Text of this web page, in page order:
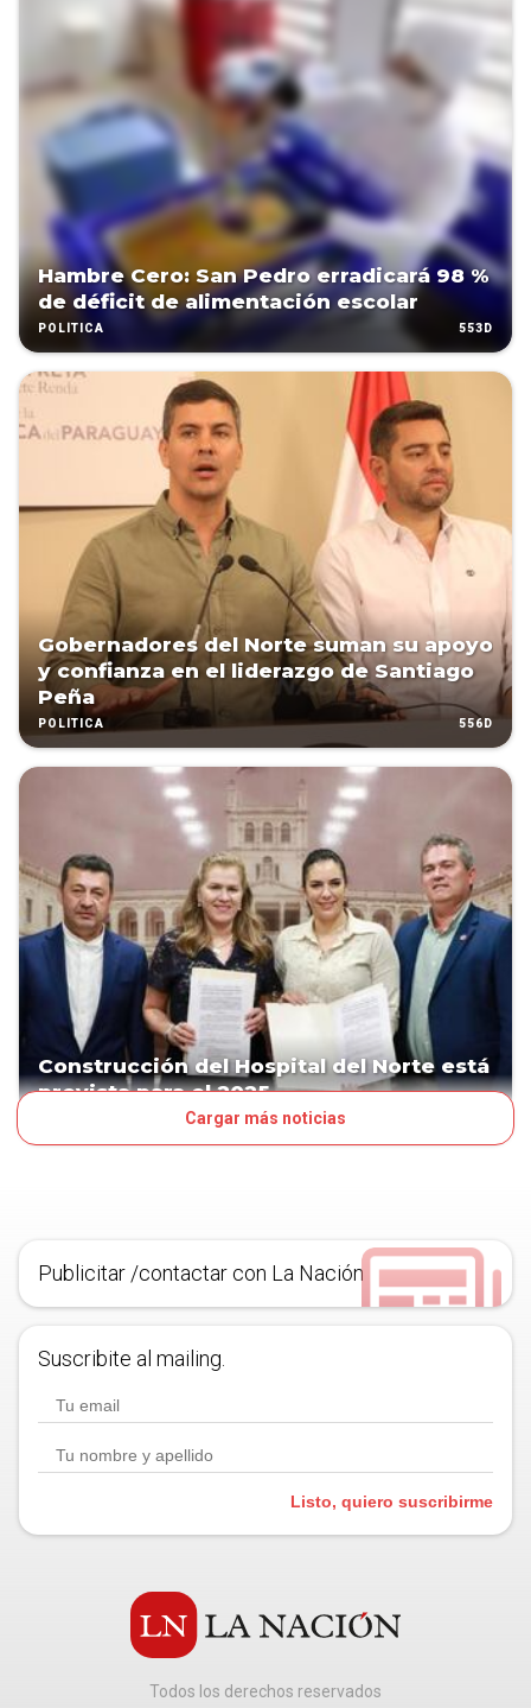
Hambre Cero: San Pedro erradicará 98 %
de déficit de alimentación escolar
POLÍTICA 553D
Gobernadores del Norte suman su apoyo
y confianza en el liderazgo de Santiago
Peña
POLÍTICA 556D
Construcción del Hospital del Norte está
prevista para el 2025
Cargar más noticias
Publicitar /contactar con La Nación
Suscribite al mailing.
Listo, quiero suscribirme
Todos los derechos reservados